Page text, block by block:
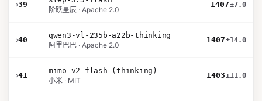
›39
阶跃星辰 · Apache 2.0
1407±7.0
›40
qwen3-vl-235b-a22b-thinking
阿里巴巴 · Apache 2.0
1407±14.0
›41
mimo-v2-flash (thinking)
小米 · MIT
1403±11.0